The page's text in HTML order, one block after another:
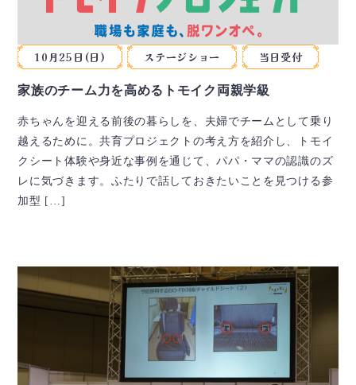
10月25日(日) ステージショー 当日受付
家族のチーム力を高めるトモイク両親学級
赤ちゃんを迎える前後の暮らしを、夫婦でチームとして乗り
越えるために。共育プロジェクトの考え方を紹介し、トモイ
クシート体験や身近な事例を通じて、パパ・ママの認識のズ
レに気づきます。ふたりで話しておきたいことを見つける参
加型 […]